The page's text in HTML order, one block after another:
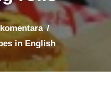
in English